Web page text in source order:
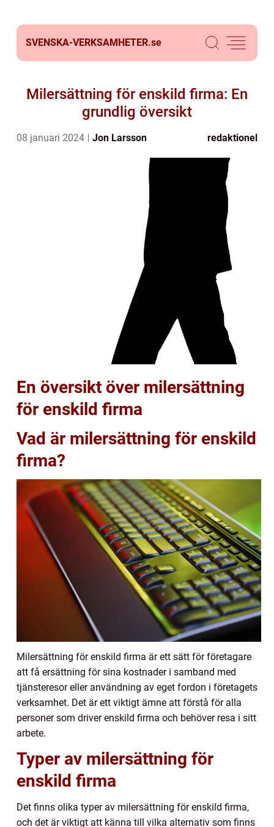
SVENSKA-VERKSAMHETER.se
Milersättning för enskild firma: En
grundlig översikt
08 januari 2024 Jon Larsson redaktionel
En översikt över milersättning
för enskild firma
Vad är milersättning för enskild
firma?
Milersättning för enskild firma är ett sätt för företagare
att få ersättning för sina kostnader i samband med
tjänsteresor eller användning av eget fordon i företagets
verksamhet. Det är ett viktigt ämne att förstå för alla
personer som driver enskild firma och behöver resa i sitt
arbete.
Typer av milersättning för
enskild firma
Det finns olika typer av milersättning för enskild firma,
och det är viktigt att känna till vilka alternativ som finns